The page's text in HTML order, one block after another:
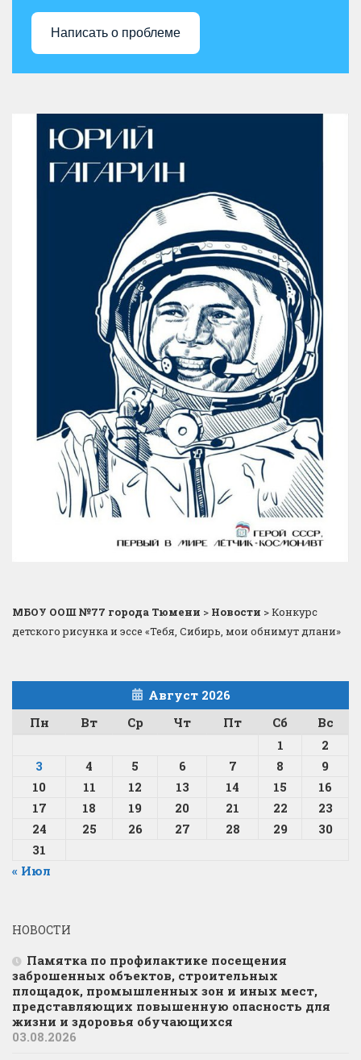
Написать о проблеме
МБОУ ООШ №77 города Тюмени > Новости >Конкурс
детского рисунка и эссе «Тебя, Сибирь, мои обнимут длани»
Август 2026
Пн
Вт Ср Чт Пт Сб
Вс
1
2
3
4 5 6 7 8
9
10
11 12 13 14 15
16
17
18 19 20 21 22
23
24
25 26 27 28 29
30
31
« Июл
НОВОСТИ
Памятка по профилактике посещения
заброшенных объектов, строительных
площадок, промышленных зон и иных мест,
представляющих повышенную опасность для
жизни и здоровья обучающихся
03.08.2026